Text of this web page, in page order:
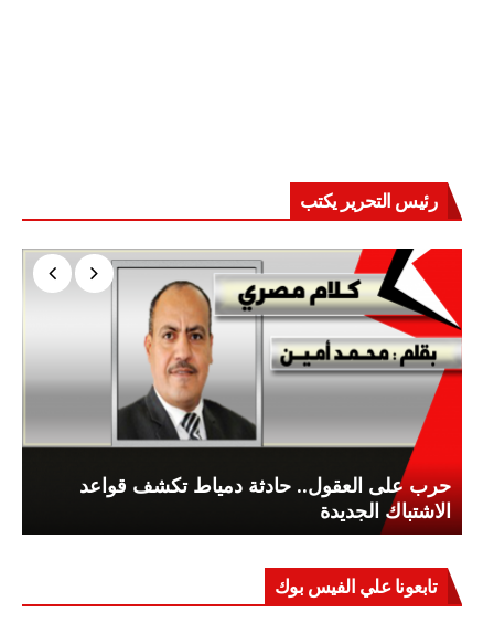
رئيس التحرير يكتب
حرب على العقول.. حادثة دمياط تكشف قواعد
الاشتباك الجديدة
تابعونا علي الفيس بوك